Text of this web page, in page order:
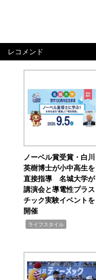
レコメンド
ノーベル賞受賞・白川
英樹博士が小中高生を
直接指導 名城大学が
講演会と導電性プラス
チック実験イベントを
開催
ライフスタイル